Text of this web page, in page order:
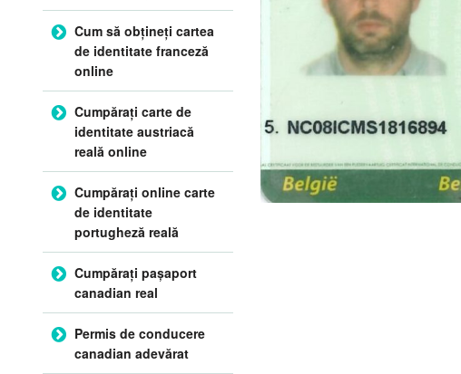
Cum să obțineți cartea
de identitate franceză
online
Cumpărați carte de
identitate austriacă
reală online
Cumpărați online carte
de identitate
portugheză reală
Cumpărați pașaport
canadian real
Permis de conducere
canadian adevărat